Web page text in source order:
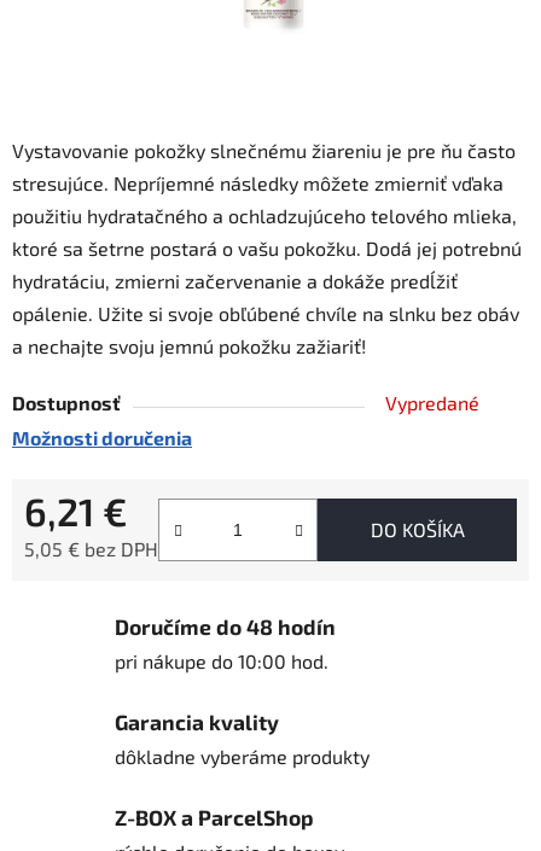
Vystavovanie pokožky slnečnému žiareniu je pre ňu často
stresujúce. Nepríjemné následky môžete zmierniť vďaka
použitiu hydratačného a ochladzujúceho telového mlieka,
ktoré sa šetrne postará o vašu pokožku. Dodá jej potrebnú
hydratáciu, zmierni začervenanie a dokáže predĺžiť
opálenie. Užite si svoje obľúbené chvíle na slnku bez obáv
a nechajte svoju jemnú pokožku zažiariť!
Dostupnosť
Vypredané
Možnosti doručenia
6,21 €
5,05 € bez DPH
DO KOŠÍKA
Doručíme do 48 hodín
pri nákupe do 10:00 hod.
Garancia kvality
dôkladne vyberáme produkty
Z-BOX a ParcelShop